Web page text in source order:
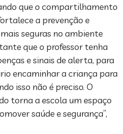
que o compartilhamento
a prevenção e
seguras no ambiente
que o professor tenha
e sinais de alerta, para
encaminhar a criança para
isso não é preciso. O
torna a escola um espaço
saúde e segurança”,